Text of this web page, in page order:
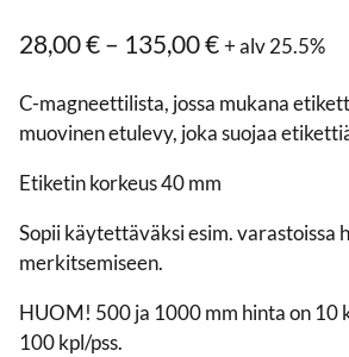
28,00€– 135,00€Hintaluokka:
–
135,00 €
+ alv 25.5%
C-magneettilista, jossa mukana
muovinen etulevy, joka suojaa
Etiketin korkeus 40 mm
Sopii käytettäväksi esim. varastoissa
merkitsemiseen.
HUOM! 500 ja 1000 mm hinta on 10
100 kpl/pss.